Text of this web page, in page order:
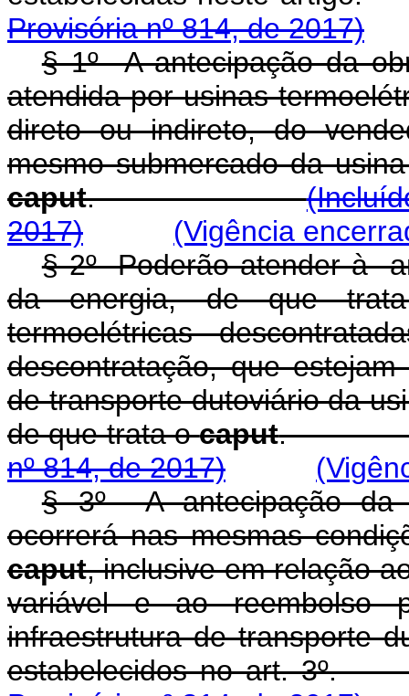
Provisória nº 814, de 2017)
§ 1º A antecipação da
atendida por usinas
direto ou indireto, do
mesmo submercado da
caput.
2017)
(Vigência
§ 2º Poderão atender à
da energia, de que
termoelétricas
descontratação, que
de transporte dutoviário da
de que trata ocaput
nº 814, de 2017)
§ 3º A antecipação da
ocorrerá nas mesmas
caput, inclusive em relação
variável e ao reembolso
infraestrutura de transporte
estabelecidos